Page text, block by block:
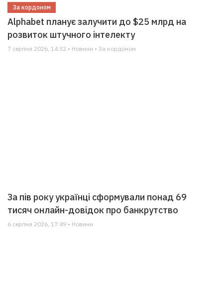
За кордоном
Alphabet планує залучити до $25 млрд на
розвиток штучного інтелекту
7 серпня 2026, 14:32 • Новини • За кордоном
За пів року українці сформували понад 69
тисяч онлайн-довідок про банкрутство
6 серпня 2026, 17:49 • Новини